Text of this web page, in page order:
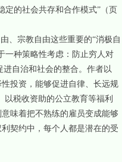
定的社会共存和合作模式”（页
、宗教自由这些重要的“消极自
一种策略性考虑：防止穷人对
进自治和社会的整合。作者以
投资，能够促进自律、长远规
税收资助的公立教育等福利
味着把不熟练的雇员变成能够
契约中，每个人都是潜在的受